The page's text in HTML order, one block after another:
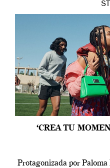
‘CREA TU
Protagonizada por